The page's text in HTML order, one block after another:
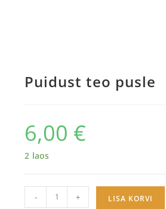
Puidust teo pusle
6,00 €
2 laos
- + LISA KORVI